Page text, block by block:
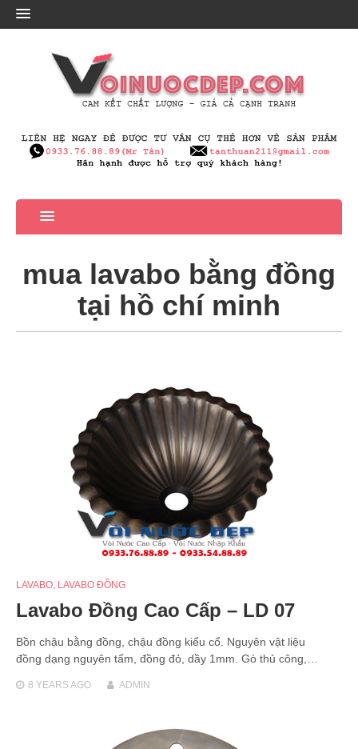
mua lavabo bằng đồng
tại hồ chí minh
LAVABO, LAVABO ĐỒNG
Lavabo Đồng Cao Cấp – LD 07
Bồn chậu bằng đồng, chậu đồng kiểu cổ. Nguyên vật liệu
đồng dạng nguyên tấm, đồng đỏ, dầy 1mm. Gò thủ công,…
8 YEARSAGO ADMIN